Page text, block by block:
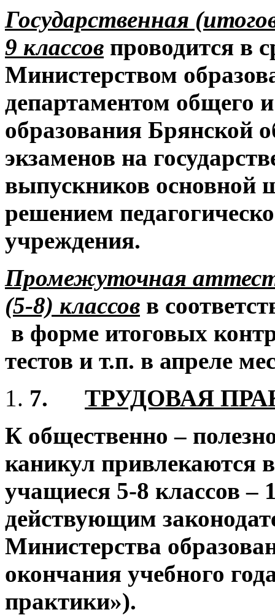
Государственная
9 классов проводится в
Министерством
департаментом общего
образования Брянской
экзаменов на
выпускников основной
решением
учреждения.
Промежуточная
(5-8) классов в
в форме итоговых
тестов и т.п. в апреле
7. ТРУДОВАЯ
К общественно –
каникул привлекаются
учащиеся 5-8 классов –
действующим
Министерства
окончания учебного
практики»).